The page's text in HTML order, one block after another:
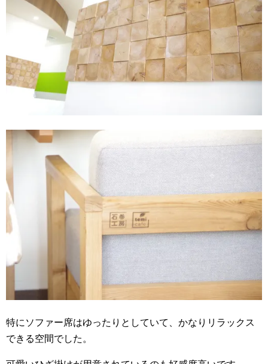
特にソファー席はゆったりとしていて、かなりリラックス
できる空間でした。